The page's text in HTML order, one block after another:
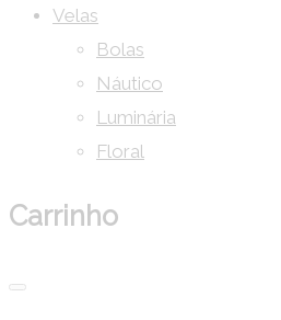
Velas
Bolas
Náutico
Luminária
Floral
Carrinho